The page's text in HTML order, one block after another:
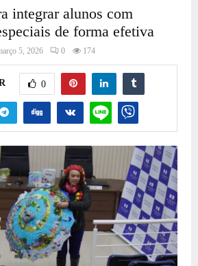
integrar alunos com
de forma efetiva
5, 2026 0 174
0